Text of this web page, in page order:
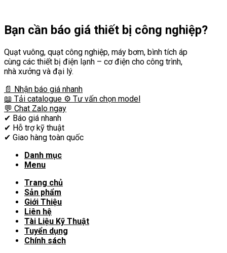
Bạn cần báo giá thiết bị công nghiệp?
Quạt vuông, quạt công nghiệp, máy bơm, bình tích áp
cùng các thiết bị điện lạnh – cơ điện cho công trình,
nhà xưởng và đại lý.
📄 Nhận báo giá nhanh
📖 Tải catalogue ⚙️ Tư vấn chọn model
💬 Chat Zalo ngay
✔ Báo giá nhanh
✔ Hỗ trợ kỹ thuật
✔ Giao hàng toàn quốc
Danh mục
Menu
Trang chủ
Sản phẩm
Giới Thiệu
Liên hệ
Tài Liệu Kỹ Thuật
Tuyển dụng
Chính sách